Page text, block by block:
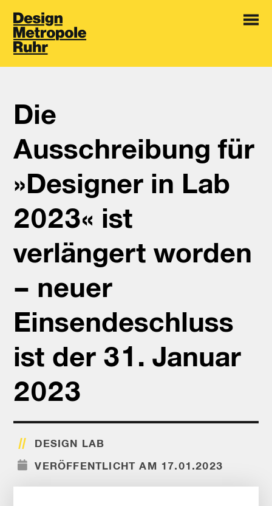
Die
Ausschreibung für
»Designer in Lab
2023« ist
verlängert worden
– neuer
Einsendeschluss
ist der 31. Januar
2023
DESIGN LAB
VERÖFFENTLICHT AM 17.01.2023